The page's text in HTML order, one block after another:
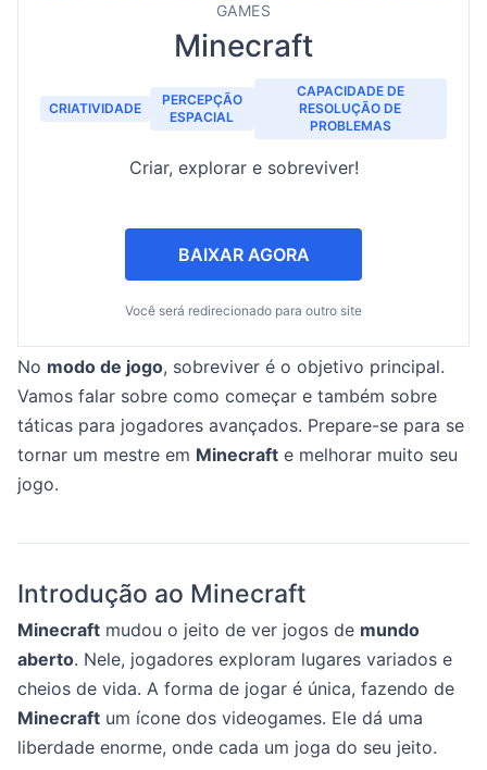
GAMES
Minecraft
CRIATIVIDADE
PERCEPÇÃO
ESPACIAL
CAPACIDADE DE
RESOLUÇÃO DE
PROBLEMAS
Criar, explorar e sobreviver!
BAIXAR AGORA
Você será redirecionado para outro site
No modo de jogo, sobreviver é o objetivo principal.
Vamos falar sobre como começar e também sobre
táticas para jogadores avançados. Prepare-se para se
tornar um mestre em Minecraft e melhorar muito seu
jogo.
Introdução ao Minecraft
Minecraft mudou o jeito de ver jogos de mundo
aberto. Nele, jogadores exploram lugares variados e
cheios de vida. A forma de jogar é única, fazendo de
Minecraft um ícone dos videogames. Ele dá uma
liberdade enorme, onde cada um joga do seu jeito.